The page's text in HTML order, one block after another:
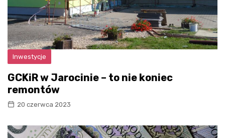
Inwestycje
GCKiR w Jarocinie – to nie koniec
remontów
20 czerwca 2023